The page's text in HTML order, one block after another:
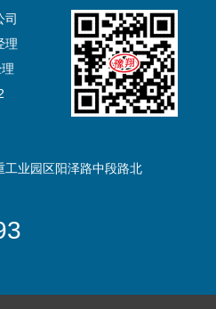
司
理
业园区阳泽路中段路北